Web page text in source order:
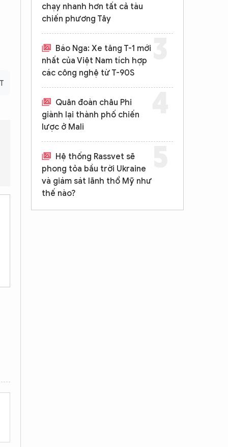
Thỏa thuận New START có thực sự là một chiều như ông Trump
chạy nhanh hơn tất cả tàu
chiến phương Tây
Báo Nga: Xe tăng T-1 mới
nhất của Việt Nam tích hợp
các công nghệ từ T-90S
Quân đoàn châu Phi
giành lại thành phố chiến
lược ở Mali
Hệ thống Rassvet sẽ
phong tỏa bầu trời Ukraine
và giám sát lãnh thổ Mỹ như
thế nào?